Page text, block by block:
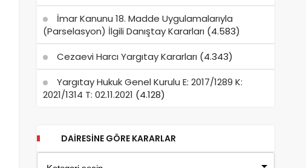
İmar Kanunu 18. Madde Uygulamalarıyla
(Parselasyon) İlgili Danıştay Kararları (4.583)
Cezaevi Harcı Yargıtay Kararları (4.343)
Yargıtay Hukuk Genel Kurulu E: 2017/1289 K:
2021/1314 T: 02.11.2021 (4.128)
DAIRESINE GÖRE KARARLAR